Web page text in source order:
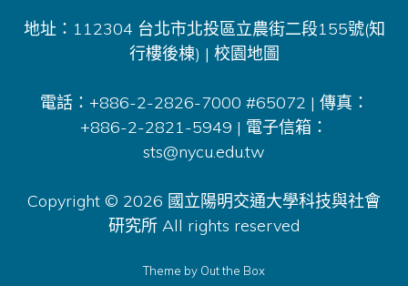
地址：112304 台北市北投區立農街二段155號(知
行樓後棟) | 校園地圖
電話：+886-2-2826-7000 #65072 | 傳真：
+886-2-2821-5949 | 電子信箱：
sts@nycu.edu.tw
Copyright © 2026 國立陽明交通大學科技與社會
研究所 All rights reserved
Theme by Out the Box